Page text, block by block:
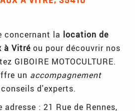
concernant la location de
à Vitré ou pour découvrir nos
GIBOIRE MOTOCULTURE.
un accompagnement
d'experts.
adresse : 21 Rue de Rennes,